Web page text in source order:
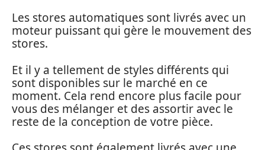
Les stores automatiques sont livrés avec un
moteur puissant qui gère le mouvement des
stores.
Et il y a tellement de styles différents qui
sont disponibles sur le marché en ce
moment. Cela rend encore plus facile pour
vous des mélanger et des assortir avec le
reste de la conception de votre pièce.